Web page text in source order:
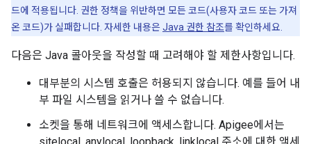
드에 적용됩니다. 권한 정책을 위반하면 모든 코드(사용자 코드 또는 가져
온 코드)가 실패합니다. 자세한 내용은Java 권한 참조를 확인하세요.
다음은 Java 콜아웃을 작성할 때 고려해야 할 제한사항입니다.
대부분의 시스템 호출은 허용되지 않습니다. 예를 들어 내
부 파일 시스템을 읽거나 쓸 수 없습니다.
소켓을 통해 네트워크에 액세스합니다. Apigee에서는